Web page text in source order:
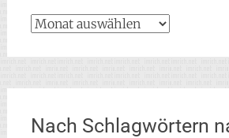
Archiv
Nach Schlagwörtern